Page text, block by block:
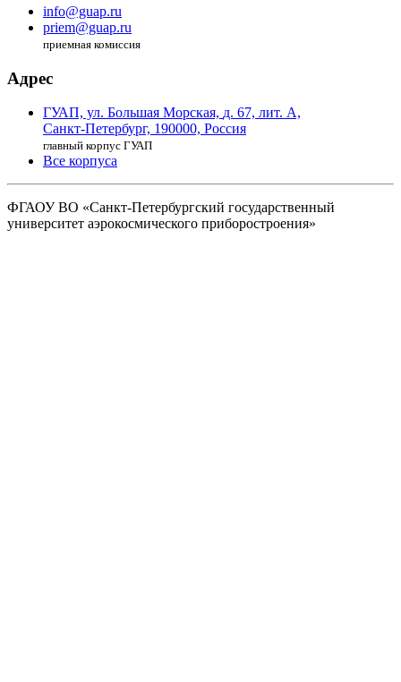
info@guap.ru
priem@guap.ru
приемная комиссия
Адрес
ГУАП, ул. Большая Морская, д. 67, лит. А,
Санкт-Петербург, 190000, Россия
главный корпус ГУАП
Все корпуса
ФГАОУ ВО «Санкт-Петербургский государственный
университет аэрокосмического приборостроения»